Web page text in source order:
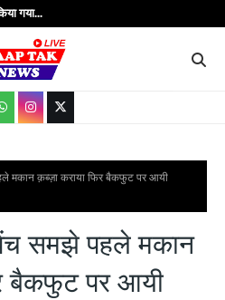
गया...
मकान क़ब्ज़ा कराया फिर बैकफुट पर आयी
समझे पहले मकान
बैकफुट पर आयी